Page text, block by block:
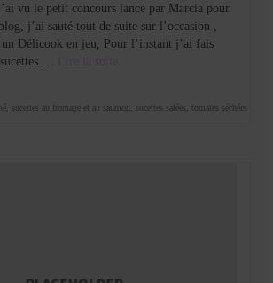
vu le petit concours lancé par Marcia pour
j’ai sauté tout de suite sur l’occasion ,
Délicook en jeu, Pour l’instant j’ai fais
…
sucettes au fromage et au saumon sucettes salées tomates séchées